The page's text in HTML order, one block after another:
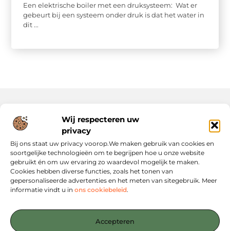
Wij respecteren uw
privacy
Bij ons staat uw privacy voorop.We maken gebruik van cookies en
soortgelijke technologieën om te begrijpen hoe u onze website
gebruikt én om uw ervaring zo waardevol mogelijk te maken.
Cookies hebben diverse functies, zoals het tonen van
gepersonaliseerde advertenties en het meten van sitegebruik. Meer
informatie vindt u in ons cookiebeleid.
Accepteren
Een elektrische boiler met een druksysteem: Wat er
gebeurt bij een systeem onder druk is dat het water in
dit ...
inzichten die jou verder helpen. Alles overzichtelijk
Onze informatie